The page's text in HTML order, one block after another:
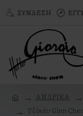
ΣΎΝΔΕΣΗ
ΑΝΔΡΙΚΑ
Τζόκευ Glen